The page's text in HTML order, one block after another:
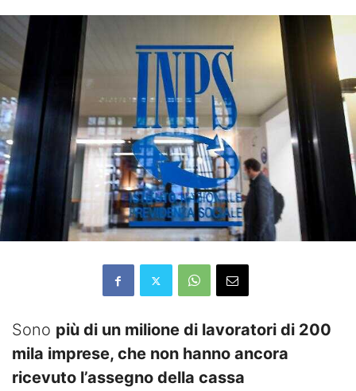
Sono più di un milione di lavoratori di 200
mila imprese, che non hanno ancora
ricevuto l’assegno della cassa